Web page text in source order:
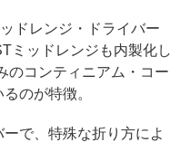
ドレンジ・ドライバー
ミッドレンジも内製化し
のコンティニアム・コー
のが特徴。
で、特殊な折り方によ